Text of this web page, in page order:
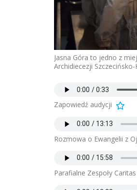
Jasna Góra to jedno z
Archidiecezji
Zapowiedź audycji
Rozmowa o Ewangelii z
Parafialne Zespoły